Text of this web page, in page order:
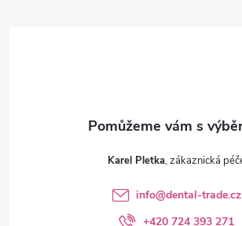
Karel Pletka
info@dental-trade.cz
+420 724 393 271